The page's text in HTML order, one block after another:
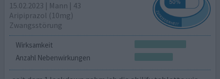
15.02.2023 | Mann | 43
Aripiprazol (10mg)
Zwangsstörung
Wirksamkeit
Anzahl Nebenwirkungen